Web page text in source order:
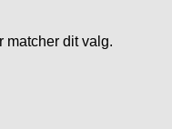
matcher dit valg.